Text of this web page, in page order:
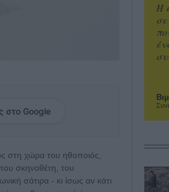
στο Google
στη χώρα του ηθοποιός,
σκηνοθέτη, του
σάτιρα - κι ίσως αν κάτι
Η